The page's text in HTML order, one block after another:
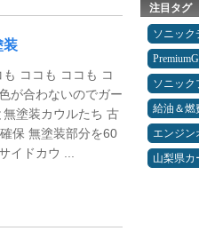
装
ココも ココも コ
が合わないのでガー
塗装カウルたち 古
保 無塗装部分を60
イドカウ ...
注目タグ
ソニック
ソニック
給油＆燃
エンジン
山梨県カ